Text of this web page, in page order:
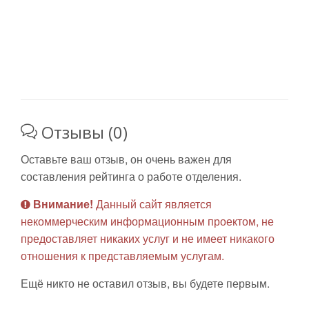
Отзывы (0)
Оставьте ваш отзыв, он очень важен для
составления рейтинга о работе отделения.
Внимание! Данный сайт является
некоммерческим информационным проектом, не
предоставляет никаких услуг и не имеет никакого
отношения к представляемым услугам.
Ещё никто не оставил отзыв, вы будете первым.